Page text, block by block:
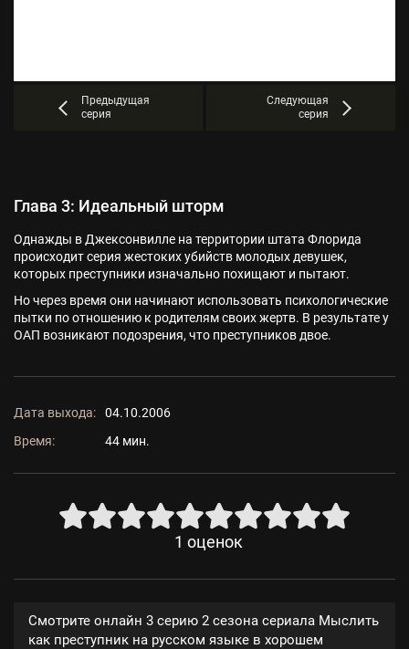
Предыдущая
серия
Следующая
серия
Глава 3: Идеальный шторм
Однажды в Джексонвилле на территории штата Флорида
происходит серия жестоких убийств молодых девушек,
которых преступники изначально похищают и пытают.
Но через время они начинают использовать психологические
пытки по отношению к родителям своих жертв. В результате у
ОАП возникают подозрения, что преступников двое.
Дата выхода:
04.10.2006
Время:
44 мин.
1 оценок
Смотрите онлайн 3 серию 2 сезона сериала Мыслить
как преступник на русском языке в хорошем